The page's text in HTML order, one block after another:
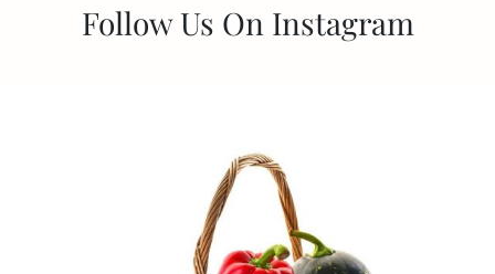
Follow Us On Instagram